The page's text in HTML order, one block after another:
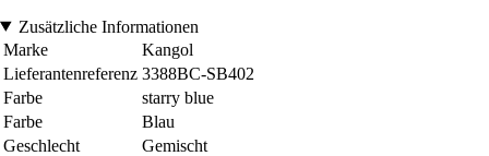
Zusätzliche Informationen
Marke
Kangol
Lieferantenreferenz 3388BC-SB402
Farbe
starry blue
Farbe
Blau
Geschlecht
Gemischt